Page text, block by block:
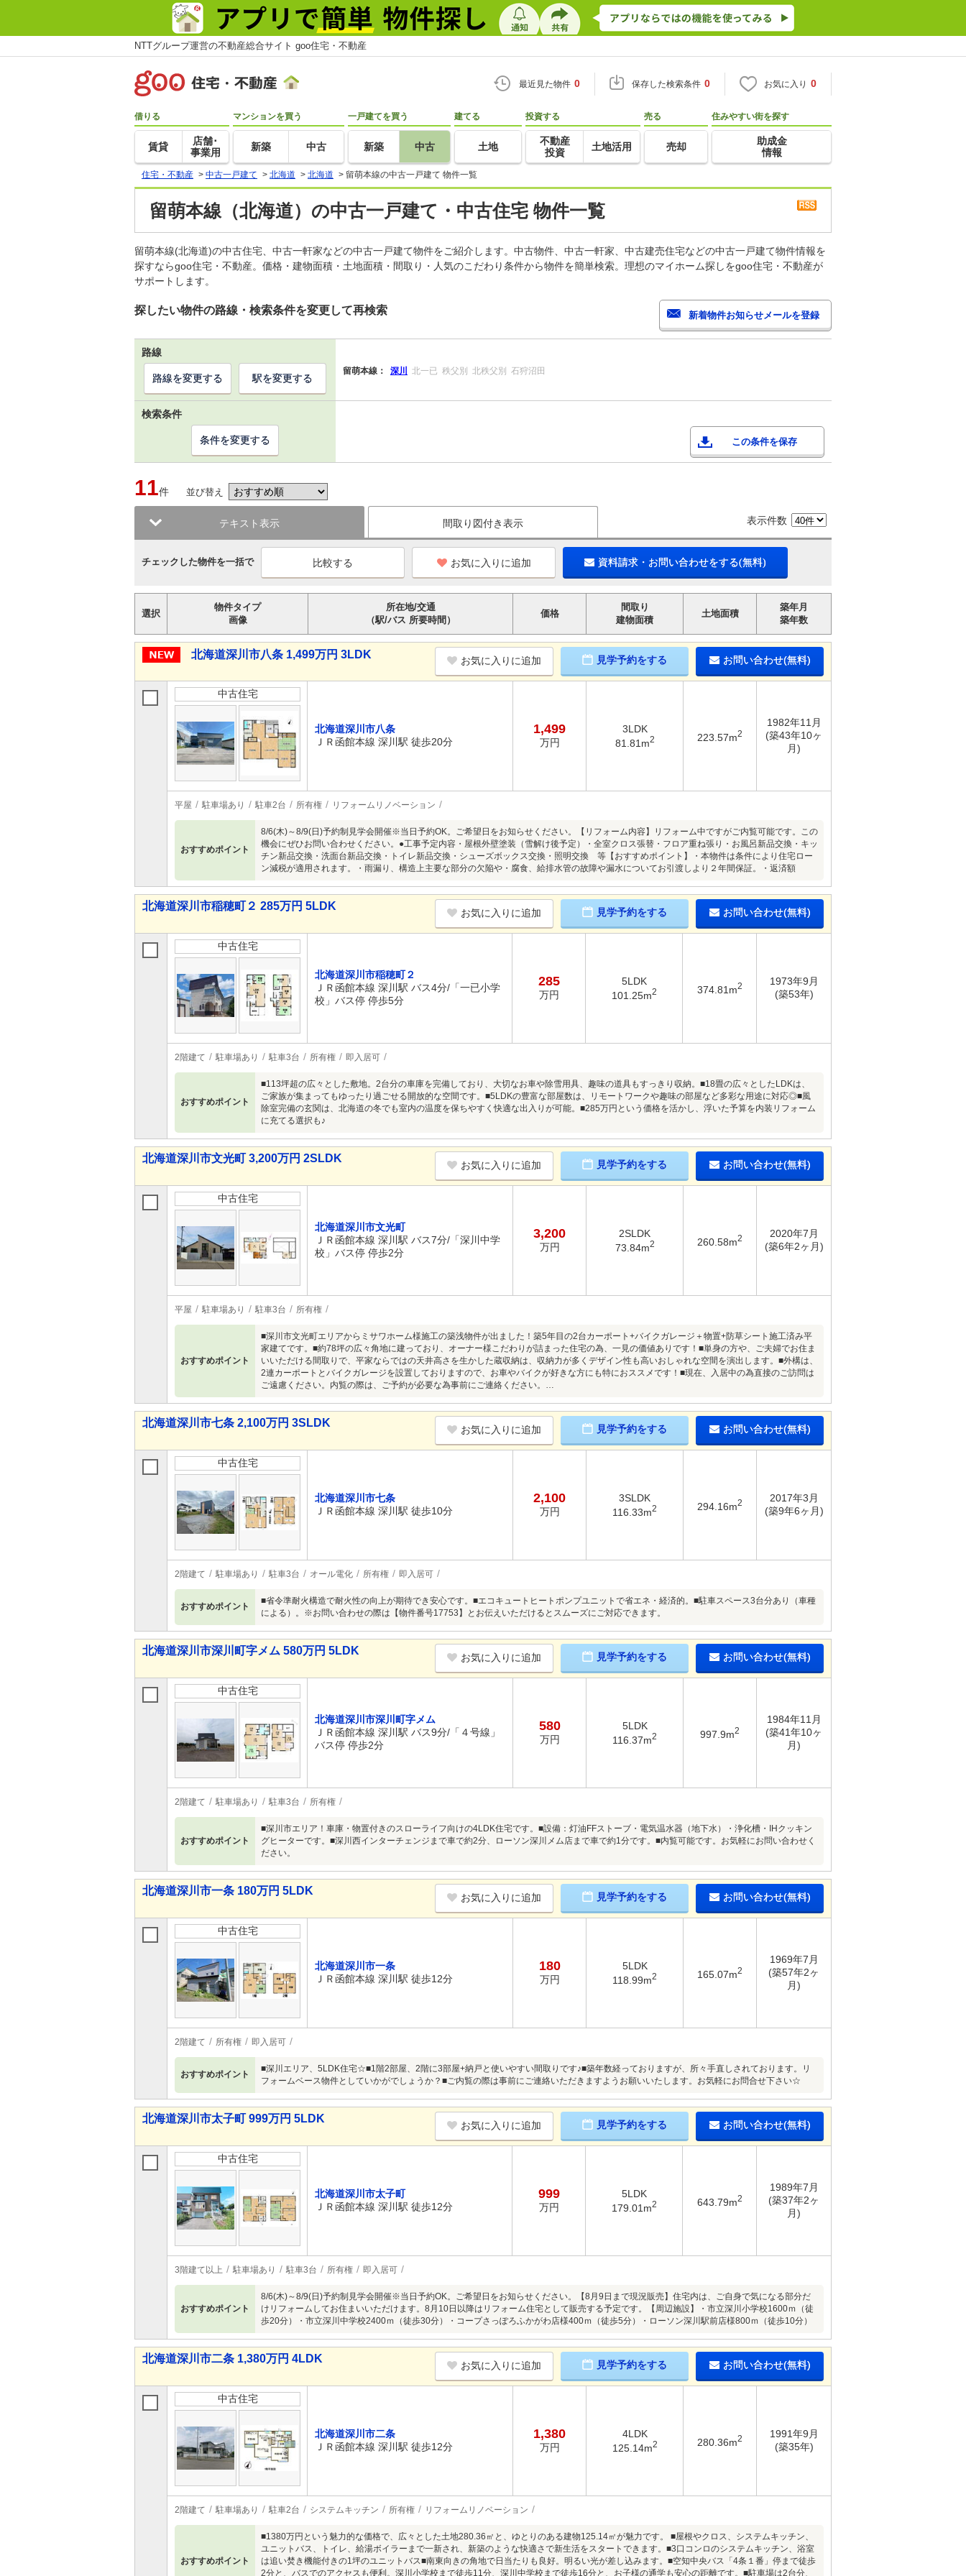
NTTグループ運営の不動産総合サイト goo住宅・不動産
最近見た物件 0 保存した検索条件 0 お気に入り 0
借りる
賃貸
店舗･
事業用
マンションを買う
新築 中古
一戸建てを買う
新築 中古
建てる
土地
投資する
不動産
投資
土地活用
売る
売却
住みやすい街を探す
助成金
情報
住宅・不動産 > 中古一戸建て > 北海道 > 北海道 > 留萌本線の中古一戸建て 物件一覧
留萌本線（北海道）の中古一戸建て・中古住宅 物件一覧
留萌本線(北海道)の中古住宅、中古一軒家などの中古一戸建て物件をご紹介します。中古物件、中古一軒家、中古建売住宅などの中古一戸建て物件情報を
探すならgoo住宅・不動産。価格・建物面積・土地面積・間取り・人気のこだわり条件から物件を簡単検索。理想のマイホーム探しをgoo住宅・不動産が
サポートします。
探したい物件の路線・検索条件を変更して再検索
路線
留萌本線： 深川 北一已 秩父別 北秩父別 石狩沼田
路線を変更する 駅を変更する
検索条件
この条件を保存
条件を変更する
11件 並び替え
テキスト表示 間取り図付き表示 表示件数
チェックした物件を一括で お気に入りに追加 資料請求・お問い合わせをする(無料)
選択
物件タイプ
画像
所在地/交通
（駅/バス 所要時間）
価格
間取り
建物面積
土地面積
築年月
築年数
北海道深川市八条 1,499万円 3LDK お気に入りに追加 見学予約をする お問い合わせ(無料)
中古住宅
北海道深川市八条
ＪＲ函館本線 深川駅 徒歩20分
1,499
万円
3LDK
81.81m2 223.57m2
1982年11月
(築43年10ヶ
月)
平屋 駐車場あり 駐車2台 所有権 リフォームリノベーション
おすすめポイント
8/6(木)～8/9(日)予約制見学会開催※当日予約OK。ご希望日をお知らせください。【リフォーム内容】リフォーム中ですがご内覧可能です。この
機会にぜひお問い合わせください。●工事予定内容・屋根外壁塗装（雪解け後予定）・全室クロス張替・フロア重ね張り・お風呂新品交換・キッ
チン新品交換・洗面台新品交換・トイレ新品交換・シューズボックス交換・照明交換 等【おすすめポイント】・本物件は条件により住宅ロー
ン減税が適用されます。・雨漏り、構造上主要な部分の欠陥や・腐食、給排水管の故障や漏水についてお引渡しより２年間保証。・返済額
北海道深川市稲穂町２ 285万円 5LDK
お気に入りに追加 見学予約をする お問い合わせ(無料)
中古住宅
北海道深川市稲穂町２
ＪＲ函館本線 深川駅 バス4分/「一已小学
校」バス停 停歩5分
285
万円
5LDK
101.25m2 374.81m2
1973年9月
(築53年)
2階建て 駐車場あり 駐車3台 所有権 即入居可
おすすめポイント
■113坪超の広々とした敷地。2台分の車庫を完備しており、大切なお車や除雪用具、趣味の道具もすっきり収納。■18畳の広々としたLDKは、
ご家族が集まってもゆったり過ごせる開放的な空間です。■5LDKの豊富な部屋数は、リモートワークや趣味の部屋など多彩な用途に対応◎■風
除室完備の玄関は、北海道の冬でも室内の温度を保ちやすく快適な出入りが可能。■285万円という価格を活かし、浮いた予算を内装リフォーム
に充てる選択も♪
北海道深川市文光町 3,200万円 2SLDK
お気に入りに追加 見学予約をする お問い合わせ(無料)
中古住宅
北海道深川市文光町
ＪＲ函館本線 深川駅 バス7分/「深川中学
校」バス停 停歩2分
3,200
万円
2SLDK
73.84m2 260.58m2
2020年7月
(築6年2ヶ月)
平屋 駐車場あり 駐車3台 所有権
おすすめポイント
■深川市文光町エリアからミサワホーム様施工の築浅物件が出ました！築5年目の2台カーポート+バイクガレージ＋物置+防草シート施工済み平
家建てです。■約78坪の広々角地に建っており、オーナー様こだわりが詰まった住宅の為、一見の価値ありです！■単身の方や、ご夫婦でお住ま
いいただける間取りで、平家ならではの天井高さを生かした蔵収納は、収納力が多くデザイン性も高いおしゃれな空間を演出します。■外構は、
2連カーポートとバイクガレージを設置しておりますので、お車やバイクが好きな方にも特におススメです！■現在、入居中の為直接のご訪問は
ご遠慮ください。内覧の際は、ご予約が必要な為事前にご連絡ください。…
北海道深川市七条 2,100万円 3SLDK
お気に入りに追加 見学予約をする お問い合わせ(無料)
中古住宅
北海道深川市七条
ＪＲ函館本線 深川駅 徒歩10分
2,100
万円
3SLDK
116.33m2 294.16m2
2017年3月
(築9年6ヶ月)
2階建て 駐車場あり 駐車3台 オール電化 所有権 即入居可
おすすめポイント
■省令準耐火構造で耐火性の向上が期待でき安心です。■エコキュートヒートポンプユニットで省エネ・経済的。■駐車スペース3台分あり（車種
による）。※お問い合わせの際は【物件番号17753】とお伝えいただけるとスムーズにご対応できます。
北海道深川市深川町字メム 580万円 5LDK
お気に入りに追加 見学予約をする お問い合わせ(無料)
中古住宅
北海道深川市深川町字メム
ＪＲ函館本線 深川駅 バス9分/「４号線」
バス停 停歩2分
580
万円
5LDK
116.37m2 997.9m2
1984年11月
(築41年10ヶ
月)
2階建て 駐車場あり 駐車3台 所有権
おすすめポイント
■深川市エリア！車庫・物置付きのスローライフ向けの4LDK住宅です。■設備：灯油FFストーブ・電気温水器（地下水）・浄化槽・IHクッキン
グヒーターです。■深川西インターチェンジまで車で約2分、ローソン深川メム店まで車で約1分です。■内覧可能です。お気軽にお問い合わせく
ださい。
北海道深川市一条 180万円 5LDK
お気に入りに追加 見学予約をする お問い合わせ(無料)
中古住宅
北海道深川市一条
ＪＲ函館本線 深川駅 徒歩12分
180
万円
5LDK
118.99m2 165.07m2
1969年7月
(築57年2ヶ
月)
2階建て 所有権 即入居可
おすすめポイント
■深川エリア、5LDK住宅☆■1階2部屋、2階に3部屋+納戸と使いやすい間取りです♪■築年数経っておりますが、所々手直しされております。リ
フォームベース物件としていかがでしょうか？■ご内覧の際は事前にご連絡いただきますようお願いいたします。お気軽にお問合せ下さい☆
北海道深川市太子町 999万円 5LDK
お気に入りに追加 見学予約をする お問い合わせ(無料)
中古住宅
北海道深川市太子町
ＪＲ函館本線 深川駅 徒歩12分
999
万円
5LDK
179.01m2 643.79m2
1989年7月
(築37年2ヶ
月)
3階建て以上 駐車場あり 駐車3台 所有権 即入居可
おすすめポイント
8/6(木)～8/9(日)予約制見学会開催※当日予約OK。ご希望日をお知らせください。【8月9日まで現況販売】住宅内は、ご自身で気になる部分だ
けリフォームしてお住まいいただけます。8月10日以降はリフォーム住宅として販売する予定です。【周辺施設】・市立深川小学校1600ｍ（徒
歩20分）・市立深川中学校2400ｍ（徒歩30分）・コープさっぽろふかがわ店様400ｍ（徒歩5分）・ローソン深川駅前店様800ｍ（徒歩10分）
北海道深川市二条 1,380万円 4LDK
お気に入りに追加 見学予約をする お問い合わせ(無料)
中古住宅
北海道深川市二条
ＪＲ函館本線 深川駅 徒歩12分
1,380
万円
4LDK
125.14m2 280.36m2
1991年9月
(築35年)
2階建て 駐車場あり 駐車2台 システムキッチン 所有権 リフォームリノベーション
おすすめポイント
■1380万円という魅力的な価格で、広々とした土地280.36㎡と、ゆとりのある建物125.14㎡が魅力です。 ■屋根やクロス、システムキッチン、
ユニットバス、トイレ、給湯ボイラーまで一新され、新築のような快適さで新生活をスタートできます。■3口コンロのシステムキッチン、浴室
は追い焚き機能付きの1坪のユニットバス■南東向きの角地で日当たりも良好。明るい光が差し込みます。■空知中央バス「4条１番」停まで徒歩
2分と、バスでのアクセスも便利。深川小学校まで徒歩11分、深川中学校まで徒歩16分と、お子様の通学も安心の距離です。■駐車場は2台分、